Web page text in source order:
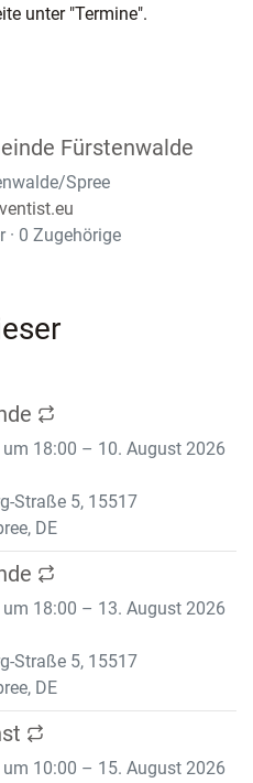
unter "Termine".
Fürstenwalde
Spree
· 0 Zugehörige
18:00 – 10. August 2026
Straße 5, 15517
DE
18:00 – 13. August 2026
Straße 5, 15517
DE
10:00 – 15. August 2026